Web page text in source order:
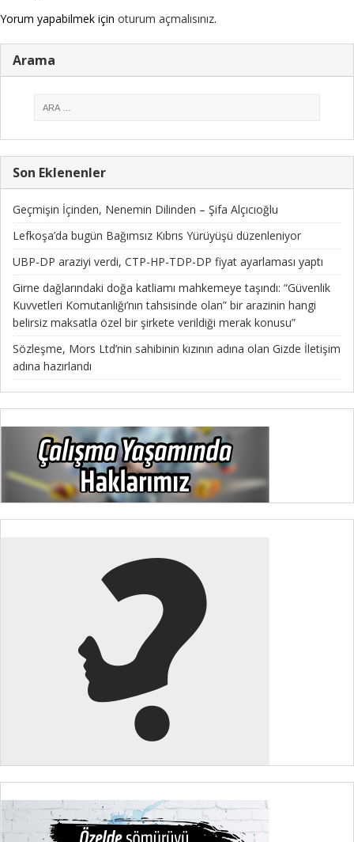
Yorum yapabilmek için oturum açmalısınız.
Arama
Son Eklenenler
Geçmişin İçinden, Nenemin Dilinden – Şifa Alçıcıoğlu
Lefkoşa’da bugün Bağımsız Kıbrıs Yürüyüşü düzenleniyor
UBP-DP araziyi verdi, CTP-HP-TDP-DP fiyat ayarlaması yaptı
Girne dağlarındaki doğa katliamı mahkemeye taşındı: “Güvenlik
Kuvvetleri Komutanlığı’nın tahsisinde olan” bir arazinin hangi
belirsiz maksatla özel bir şirkete verildiği merak konusu”
Sözleşme, Mors Ltd’nin sahibinin kızının adına olan Gizde İletişim
adına hazırlandı